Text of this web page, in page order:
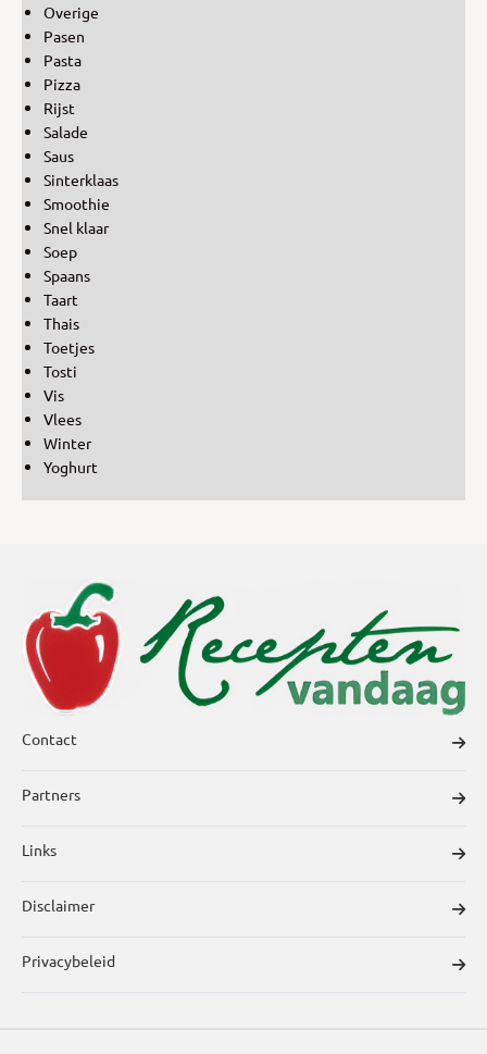
Overige
Pasen
Pasta
Pizza
Rijst
Salade
Saus
Sinterklaas
Smoothie
Snel klaar
Soep
Spaans
Taart
Thais
Toetjes
Tosti
Vis
Vlees
Winter
Yoghurt
Contact
Partners
Links
Disclaimer
Privacybeleid